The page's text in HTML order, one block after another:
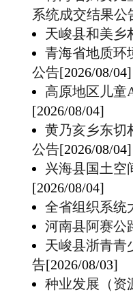
系统成交结果公
天峻县和美乡
青海省地质环
公告[2026/08/04]
高原地区儿童
[2026/08/04]
黄乃亥乡东切
公告[2026/08/04]
兴海县国土空
[2026/08/04]
全省组织系统
河南县阿赛公
天峻县浙青青
告[2026/08/03]
种业发展（资